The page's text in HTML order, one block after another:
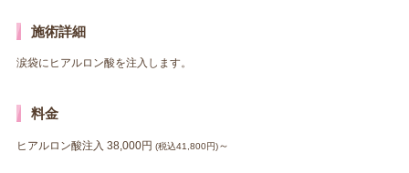
施術詳細
涙袋にヒアルロン酸を注入します。
料金
ヒアルロン酸注入 38,000円 (税込41,800円)～